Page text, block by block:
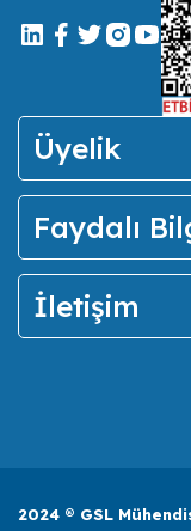
Meanwell
Üyelik
Faydalı
İletişim
2024 ® GSL